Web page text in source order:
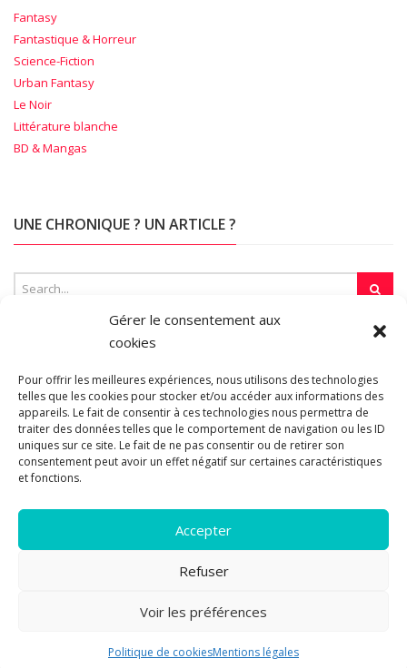
Gérer le consentement aux
cookies
Pour offrir les meilleures expériences, nous utilisons des technologies
telles que les cookies pour stocker et/ou accéder aux informations des
appareils. Le fait de consentir à ces technologies nous permettra de
traiter des données telles que le comportement de navigation ou les ID
uniques sur ce site. Le fait de ne pas consentir ou de retirer son
consentement peut avoir un effet négatif sur certaines caractéristiques
et fonctions.
Accepter
Refuser
Voir les préférences
Politique de cookiesMentions légales
Fantasy
Fantastique & Horreur
Science-Fiction
Urban Fantasy
Le Noir
Littérature blanche
BD & Mangas
UNE CHRONIQUE ? UN ARTICLE ?
SUR LA TOILE…
Blogroll
de cookies.
A propos|Plan du site